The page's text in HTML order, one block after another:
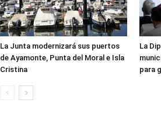
La Junta modernizará sus puertos
de Ayamonte, Punta del Moral e Isla
Cristina
La
para